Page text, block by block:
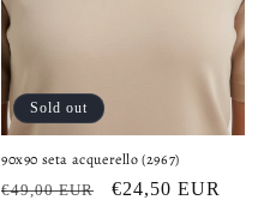
Sold out
90x90 seta acquerello (2967)
Regular
€49,00 EUR
Sale
€24,50 EUR